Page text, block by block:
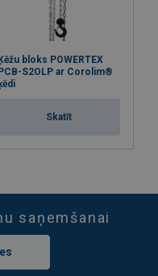
bloks POWERTEX
S2OLP ar Corolim®
Skatīt
saņemšanai